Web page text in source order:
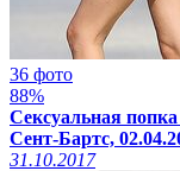
36 фото
88%
Сексуальная
Сент-Бартс,
31.10.2017